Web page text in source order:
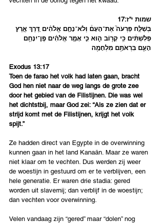
שמות י''ז:17
בְּשַׁלַּ֣ח פַּרְעֹה֮ אֶת־הָעָם֒ וְלֹא־נָחָ֣ם אֱלֹהִ֗ים דֶּ֚רֶךְ אֶ֣רֶץ
פְּלִשְׁתִּ֔ים כִּ֥י קָר֖וֹב ה֑וּא כִּ֣י אָמַ֣ר אֱלֹהִ֗ים פֶּֽן־יִנָּחֵ֥ם
הָעָ֛ם בִּרְאֹתָ֥ם מִלְחָמָ֖ה
Exodus 13:17
Toen de farao het volk had laten gaan, bracht
God hen niet naar de weg langs de grote zee
door het gebied van de Filistijnen. Die was wel
het dichtstbij, maar God zei: “Als ze zien dat er
strijd komt met de Filistijnen, krijgt het volk
spijt.”
Ze hadden direct van Egypte in de overwinning
kunnen gaan in het land Kanaän. Maar ze waren
niet klaar om te vechten. Dus werden zij weer
de woestijn in gestuurd om er te verblijven, een
hele generatie. Er waren drie stadia: gered
worden uit slavernij; dan verblijf in de woestijn;
dan vechten voor overwinning.
Velen vandaag zijn “gered” maar “dolen” nog